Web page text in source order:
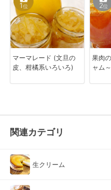
1位
マーマレード (文旦の
皮、柑橘系いろいろ)
2位
果肉
ャム
関連カテゴリ
生クリーム